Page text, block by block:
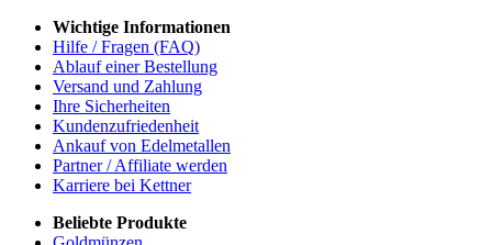
Wichtige Informationen
Hilfe / Fragen (FAQ)
Ablauf einer Bestellung
Versand und Zahlung
Ihre Sicherheiten
Kundenzufriedenheit
Ankauf von Edelmetallen
Partner / Affiliate werden
Karriere bei Kettner
Beliebte Produkte